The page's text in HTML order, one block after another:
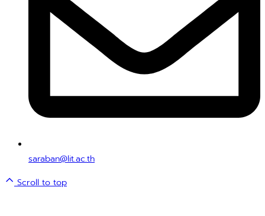
saraban@lit.ac.th
Scroll to top